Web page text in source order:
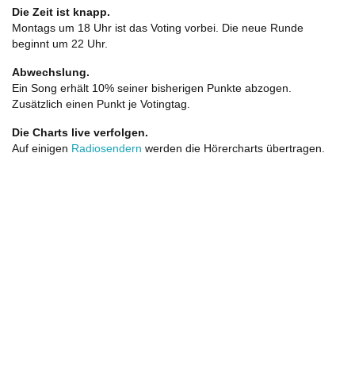
Die Zeit ist knapp.
Montags um 18 Uhr ist das Voting vorbei. Die neue Runde
beginnt um 22 Uhr.
Abwechslung.
Ein Song erhält 10% seiner bisherigen Punkte abzogen.
Zusätzlich einen Punkt je Votingtag.
Die Charts live verfolgen.
Auf einigen Radiosendern werden die Hörercharts übertragen.